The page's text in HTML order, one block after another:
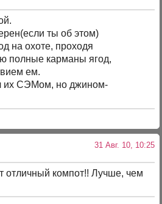
ты об этом)
на охоте, проходя
полные карманы ягод,
ем.
их СЭМом, но джином-
31 Авг. 10, 10:25
отличный компот!! Лучше, чем